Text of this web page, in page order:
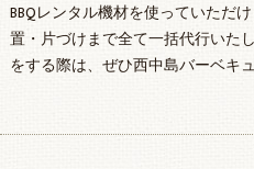
BBQレンタル機材を使っていただ
置・片づけまで全て一括代行いた
をする際は、ぜひ西中島バーベキ